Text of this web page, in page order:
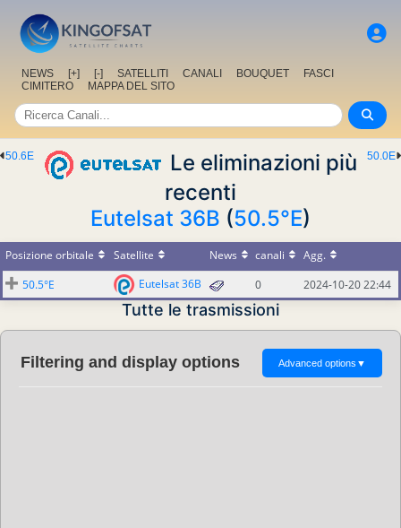
NEWS [+] [-] SATELLITI CANALI BOUQUET
FASCI
CIMITERO
MAPPA DEL SITO
50.0E
50.6E
Le eliminazioni più
recenti
Eutelsat 36B (50.5°E)
Posizione orbitale Satellite News canali
Agg.
50.5°E
Eutelsat 36B 0 2024-10-20 22:44
Tutte le trasmissioni
Filtering and display options Advanced options ▼